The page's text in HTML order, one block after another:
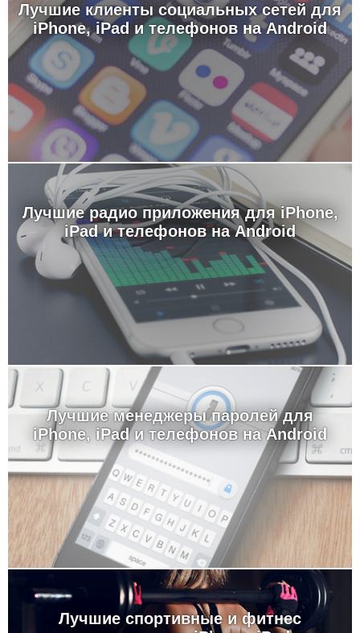
Лучшие клиенты социальных сетей для
iPhone, iPad и телефонов на Android
Лучшие радио приложения для iPhone,
iPad и телефонов на Android
Лучшие менеджеры паролей для
iPhone, iPad и телефонов на Android
Лучшие спортивные и фитнес